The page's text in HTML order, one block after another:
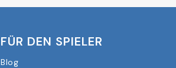
FÜR DEN SPIELER
Blog